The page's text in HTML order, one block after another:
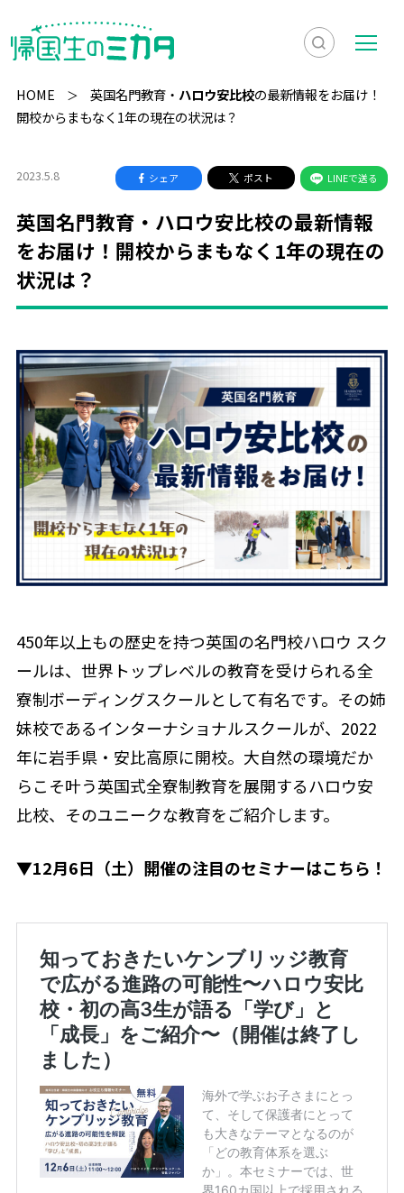
検
索
示
メ
ニ
HOME 英国名門教育・ ハロウ安比校の最新情報をお届け！
開校からまもなく1年の現在の状況は？
2023.5.8 シェア ポスト LINEで送る
英国名門教育・ ハロウ安比校の最新情報
をお届け！開校からまもなく1年の現在の
状況は？
450年以上もの歴史を持つ英国の名門校ハロウ スク
ールは、世界トップレベルの教育を受けられる全
寮制ボーディングスクールとして有名です。その姉
妹校であるインターナショナルスクールが、2022
年に岩手県・安比高原に開校。大自然の環境だか
らこそ叶う英国式全寮制教育を展開するハロウ安
比校、そのユニークな教育をご紹介します。
▼12月6日（土）開催の注目のセミナーはこちら！